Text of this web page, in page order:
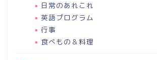
日常のあれこれ
英語プログラム
行事
食べもの＆料理